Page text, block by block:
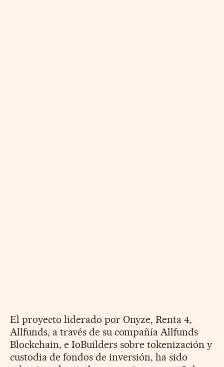
El proyecto liderado por Onyze, Renta 4,
Allfunds, a través de su compañía Allfunds
Blockchain, e IoBuilders sobre tokenización y
custodia de fondos de inversión, ha sido